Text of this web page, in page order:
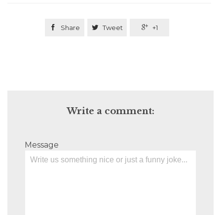
 Share  Tweet  +1
Write a comment:
Message